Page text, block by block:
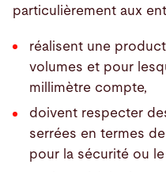
particulièrement aux
réalisent une
volumes et pour
millimètre compte,
doivent respecter
serrées en termes
pour la sécurité ou